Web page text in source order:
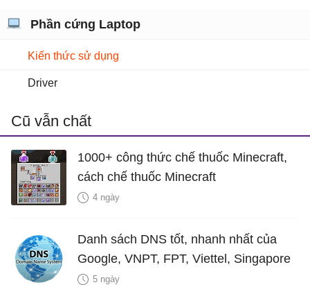
Phần cứng Laptop
Kiến thức sử dụng
Driver
Cũ vẫn chất
1000+ công thức chế thuốc Minecraft,
cách chế thuốc Minecraft
4 ngày
Danh sách DNS tốt, nhanh nhất của
Google, VNPT, FPT, Viettel, Singapore
5 ngày